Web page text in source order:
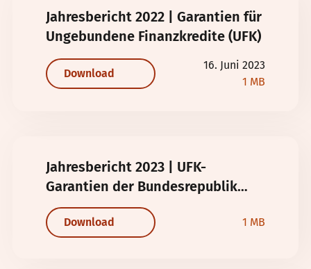
Jahresbericht 2022 | Garantien für
Ungebundene Finanzkredite (UFK)
Download
16. Juni 2023
1 MB
Jahresbericht 2023 | UFK-
Garantien der Bundesrepublik
Deutschland
Download 1 MB